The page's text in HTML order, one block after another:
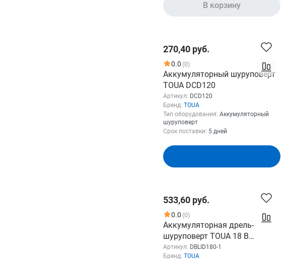
В корзину
270,40 руб.
0.0 (0)
Аккумуляторный шуруповерт
TOUA DCD120
Артикул: DCD120
Бренд: TOUA
Тип оборудования: Аккумуляторный
шуруповерт
Срок поставки: 5 дней
533,60 руб.
0.0 (0)
Аккумуляторная дрель-
шуруповерт TOUA 18 В
DBLID180-1
Артикул: DBLID180-1
Бренд: TOUA